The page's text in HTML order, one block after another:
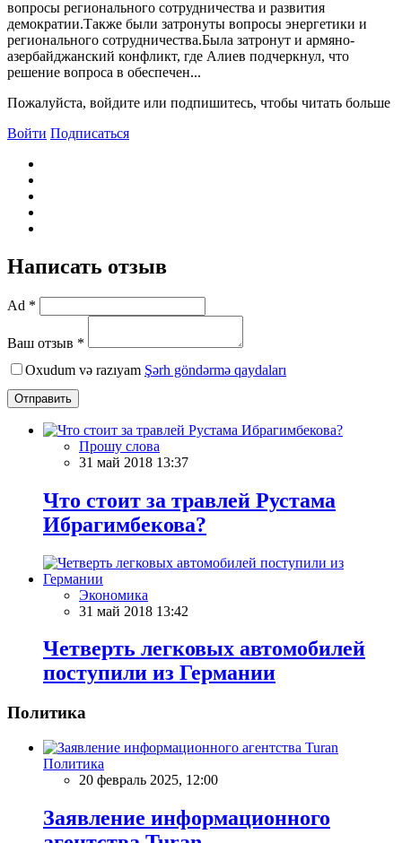
вопросы регионального сотрудничества и развития
демократии.Также были затронуты вопросы энергетики и
регионального сотрудничества.Была затронут и армяно-
азербайджанский конфликт, где Алиев подчеркнул, что
решение вопроса в обеспечен...
Пожалуйста, войдите или подпишитесь, чтобы читать больше
Войти Подписаться
Написать отзыв
Ad *
Ваш отзыв *
Oxudum və razıyam Şərh göndərmə qaydaları
Отправить
Прошу слова
31 май 2018 13:37
Что стоит за травлей Рустама
Ибрагимбекова?
Экономика
31 май 2018 13:42
Четверть легковых автомобилей
поступили из Германии
Политика
Политика
20 февраль 2025, 12:00
Заявление информационного